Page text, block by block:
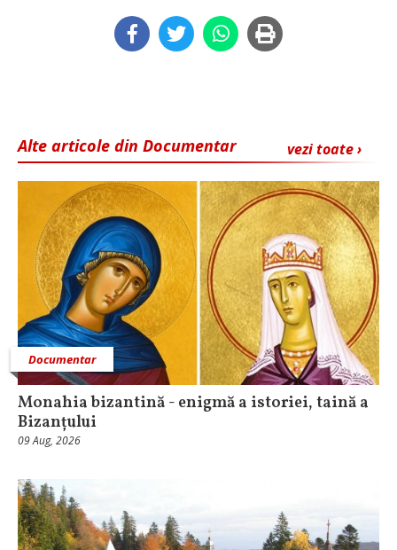
vezi toate ›
Alte articole din Documentar
Documentar
Monahia bizantină - enigmă a istoriei, taină a
Bizanțului
09 Aug, 2026